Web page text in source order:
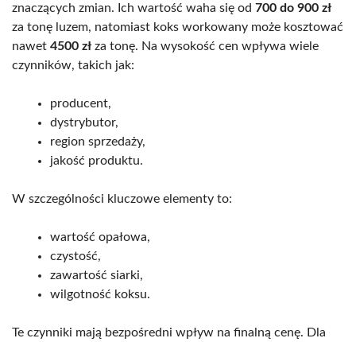
znaczących zmian. Ich wartość waha się od 700 do 900 zł
za tonę luzem, natomiast koks workowany może kosztować
nawet 4500 zł za tonę. Na wysokość cen wpływa wiele
czynników, takich jak:
producent,
dystrybutor,
region sprzedaży,
jakość produktu.
W szczególności kluczowe elementy to:
wartość opałowa,
czystość,
zawartość siarki,
wilgotność koksu.
Te czynniki mają bezpośredni wpływ na finalną cenę. Dla